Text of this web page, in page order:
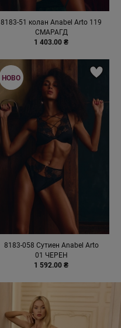
8183-51 колан Anabel Arto 119
СМАРАГД
1 403.00 ₴
8183-058 Сутиен Anabel Arto
01 ЧЕРЕН
1 592.00 ₴
НОВО